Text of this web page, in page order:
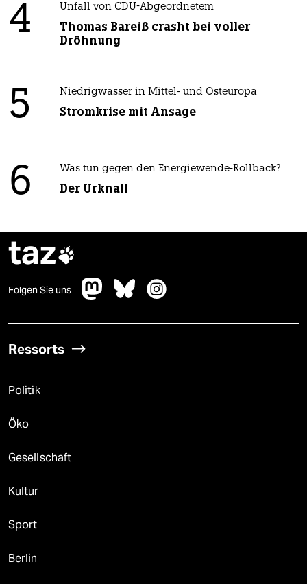
4 Unfall von CDU-Abgeordnetem
Thomas Bareiß crasht bei voller
Dröhnung
5 Niedrigwasser in Mittel- und Osteuropa
Stromkrise mit Ansage
6 Was tun gegen den Energiewende-Rollback?
Der Urknall
taz
Folgen Sie uns
Ressorts
Politik
Öko
Gesellschaft
Kultur
Sport
Berlin